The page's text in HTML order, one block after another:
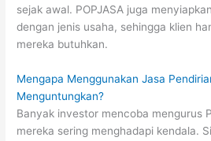
sejak awal. POPJASA juga
dengan jenis usaha, sehingga klien
mereka butuhkan.
Mengapa Menggunakan Jasa
Menguntungkan?
Banyak investor mencoba mengurus
mereka sering menghadapi kendala.